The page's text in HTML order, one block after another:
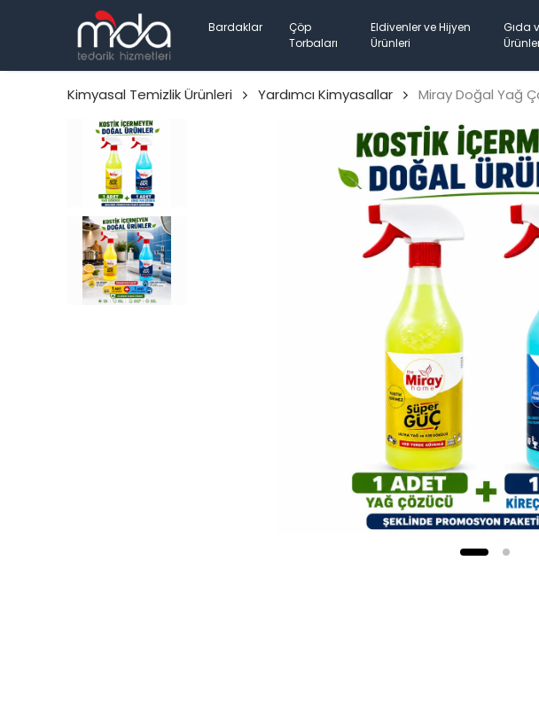
Bardaklar
Çöp
Torbaları
Eldivenler ve Hijyen
Ürünleri
Gıda
Kimyasal Temizlik Ürünleri Yardımcı Kimyasallar Miray Doğal Yağ